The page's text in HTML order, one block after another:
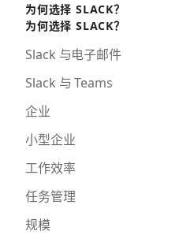
为何选择 SLACK？
为何选择 SLACK？
Slack 与电子邮件
Slack 与 Teams
企业
小型企业
工作效率
任务管理
规模